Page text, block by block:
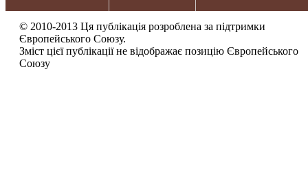
© 2010-2013 Ця публікація розроблена за підтримки
Європейського Союзу.
Зміст цієї публікації не відображає позицію Європейського
Союзу